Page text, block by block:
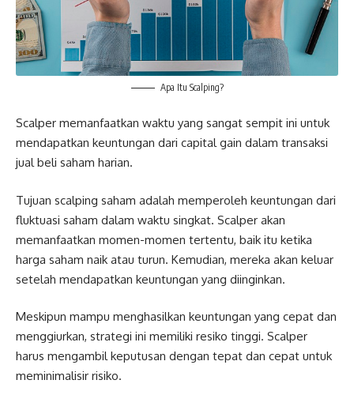
Apa Itu Scalping?
Scalper memanfaatkan waktu yang sangat sempit ini untuk
mendapatkan keuntungan dari capital gain dalam transaksi
jual beli saham harian.
Tujuan scalping saham adalah memperoleh keuntungan dari
fluktuasi saham dalam waktu singkat. Scalper akan
memanfaatkan momen-momen tertentu, baik itu ketika
harga saham naik atau turun. Kemudian, mereka akan keluar
setelah mendapatkan keuntungan yang diinginkan.
Meskipun mampu menghasilkan keuntungan yang cepat dan
menggiurkan, strategi ini memiliki resiko tinggi. Scalper
harus mengambil keputusan dengan tepat dan cepat untuk
meminimalisir risiko.